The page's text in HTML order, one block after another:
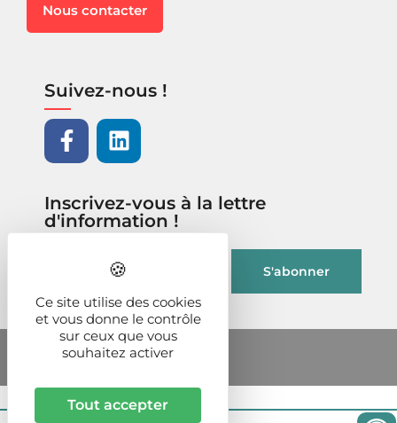
Nous contacter
Suivez-nous !
Inscrivez-vous à la lettre
d'information !
Ce site utilise des cookies
et vous donne le contrôle
sur ceux que vous
souhaitez activer
Tout accepter